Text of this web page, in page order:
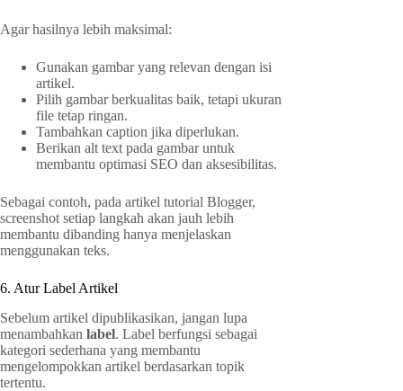
Agar hasilnya lebih maksimal:
Gunakan gambar yang relevan dengan isi
artikel.
Pilih gambar berkualitas baik, tetapi ukuran
file tetap ringan.
Tambahkan caption jika diperlukan.
Berikan alt text pada gambar untuk
membantu optimasi SEO dan aksesibilitas.
Sebagai contoh, pada artikel tutorial Blogger,
screenshot setiap langkah akan jauh lebih
membantu dibanding hanya menjelaskan
menggunakan teks.
6. Atur Label Artikel
Sebelum artikel dipublikasikan, jangan lupa
menambahkan label. Label berfungsi sebagai
kategori sederhana yang membantu
mengelompokkan artikel berdasarkan topik
tertentu.